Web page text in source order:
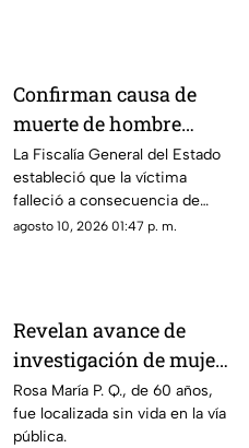
Confirman causa de
muerte de hombre
hallado dentro de un
baúl en Nombre de Dios
La Fiscalía General del Estado
estableció que la víctima
falleció a consecuencia de
heridas producidas por arma
agosto 10, 2026 01:47 p. m.
Revelan avance de
investigación de mujer
encontrada sin vida en
Valles de Chihuahua
Rosa María P. Q., de 60 años,
fue localizada sin vida en la vía
pública.